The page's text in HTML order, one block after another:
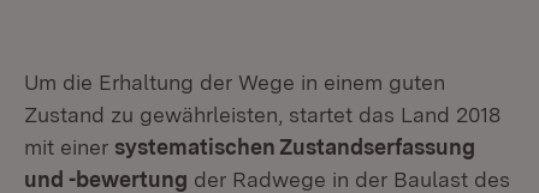
Um die Erhaltung der Wege in einem guten
Zustand zu gewährleisten, startet das Land 2018
mit einer systematischen Zustandserfassung
und -bewertung der Radwege in der Baulast des